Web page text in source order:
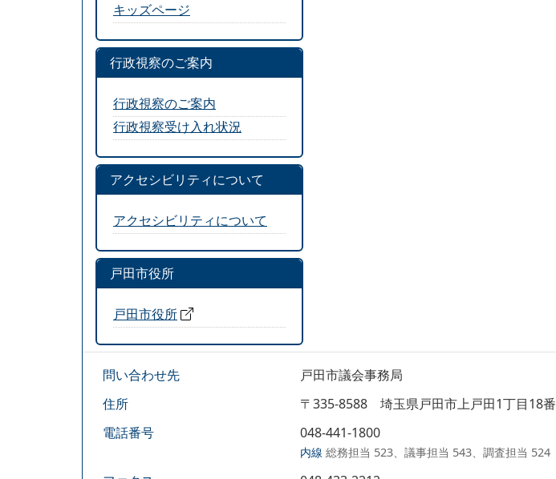
キッズページ
行政視察のご案内
行政視察のご案内
行政視察受け入れ状況
アクセシビリティについて
アクセシビリティについて
戸田市役所
戸田市役所
問い合わせ先
戸田市議会事務局
住所
〒335-8588 埼玉県戸田市上戸田1丁目18
電話番号
048-441-1800
内線 総務担当 523、議事担当 543、調査担当 524